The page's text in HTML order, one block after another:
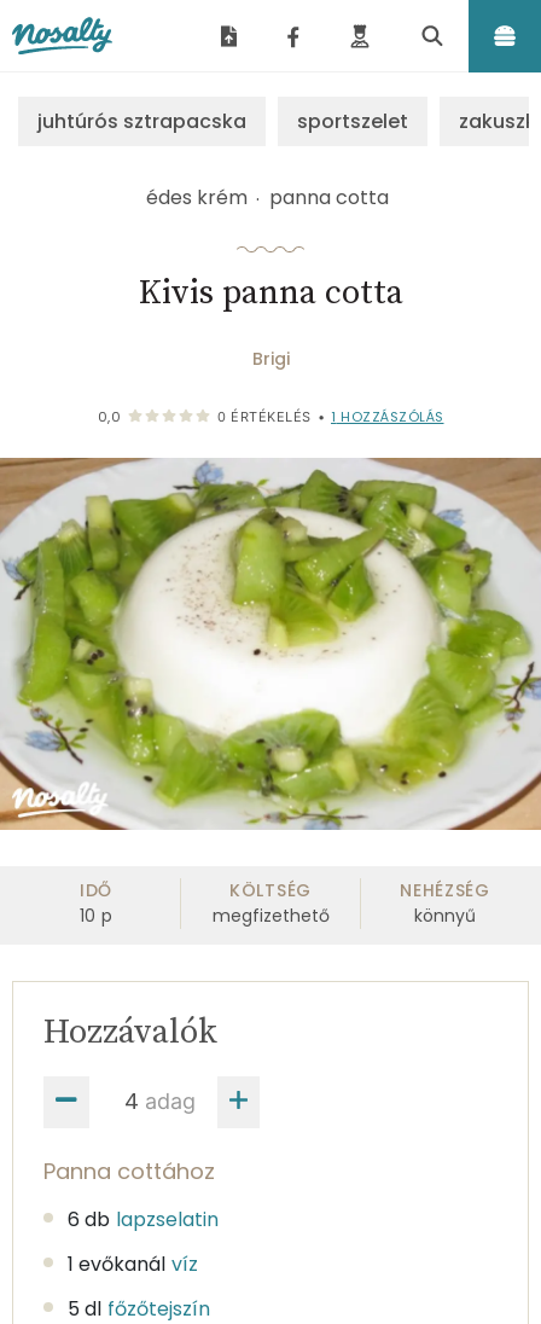
juhtúrós sztrapacska sportszelet
édes krém panna cotta
Kivis panna cotta
Brigi
0,0 0 ÉRTÉKELÉS • 1 HOZZÁSZÓLÁS
IDŐ
10 p
KÖLTSÉG
megfizethető
NEHÉZSÉG
könnyű
adag
Hozzávalók
Panna cottához
6 db lapzselatin
1 evőkanál víz
5 dl főzőtejszín